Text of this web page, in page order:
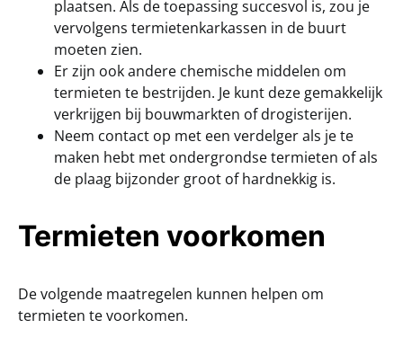
plaatsen. Als de toepassing succesvol is, zou je
vervolgens termietenkarkassen in de buurt
moeten zien.
Er zijn ook andere chemische middelen om
termieten te bestrijden. Je kunt deze gemakkelijk
verkrijgen bij bouwmarkten of drogisterijen.
Neem contact op met een verdelger als je te
maken hebt met ondergrondse termieten of als
de plaag bijzonder groot of hardnekkig is.
Termieten voorkomen
De volgende maatregelen kunnen helpen om
termieten te voorkomen.